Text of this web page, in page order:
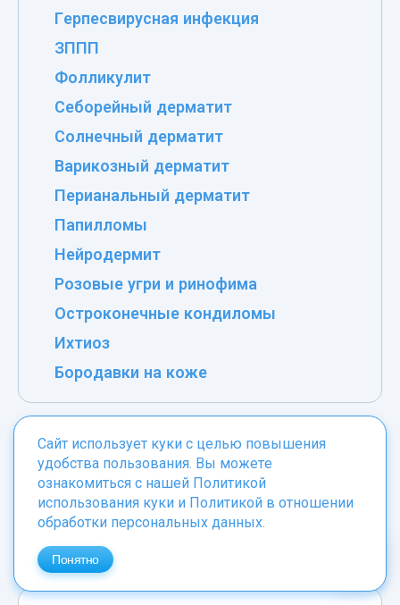
Герпесвирусная инфекция
ЗППП
Фолликулит
Себорейный дерматит
Солнечный дерматит
Варикозный дерматит
Перианальный дерматит
Папилломы
Нейродермит
Розовые угри и ринофима
Остроконечные кондиломы
Ихтиоз
Бородавки на коже
Записаться на консультацию
Сайт использует куки с целью повышения
удобства пользования. Вы можете
ознакомиться с нашей Политикой
использования куки и Политикой в отношении
обработки персональных данных.
Понятно